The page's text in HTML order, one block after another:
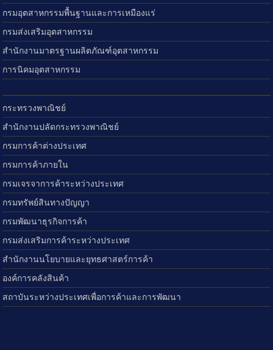
กรมอุตสาหกรรมพื้นฐานและการเหมืองแร่
กรมส่งเสริมอุตสาหกรรม
สำนักงานมาตรฐานผลิตภัณฑ์อุตสาหกรรม
การนิคมอุตสาหกรรม
กระทรวงพาณิชย์
สำนักงานปลัดกระทรวงพาณิชย์
กรมการค้าต่างประเทศ
กรมการค้าภายใน
กรมเจรจาการค้าระหว่างประเทศ
กรมทรัพย์สินทางปัญญา
กรมพัฒนาธุรกิจการค้า
กรมส่งเสริมการค้าระหว่างประเทศ
สำนักงานนโยบายและยุทธศาสตร์การค้า
องค์การคลังสินค้า
สถาบันระหว่างประเทศเพื่อการค้าและการพัฒนา